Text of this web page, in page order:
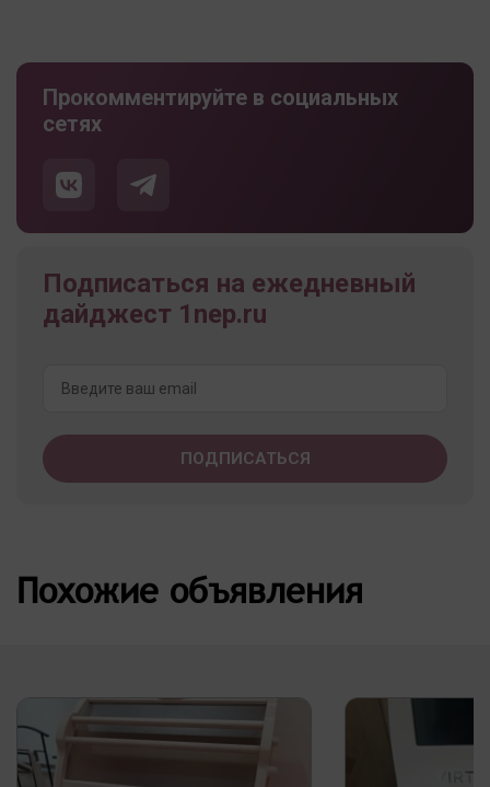
Прокомментируйте в социальных
сетях
Подписаться на ежедневный
дайджест 1nep.ru
Похожие объявления